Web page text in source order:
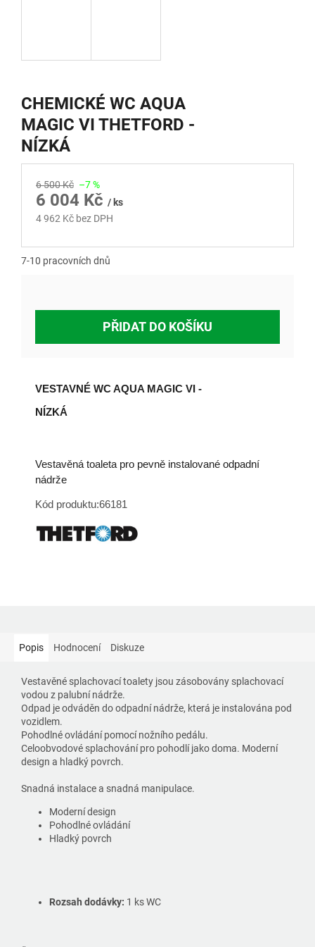
CHEMICKÉ WC AQUA
MAGIC VI THETFORD -
NÍZKÁ
6 500 Kč –7 %
6 004 Kč / ks
4 962 Kč bez DPH
7-10 pracovních dnů
PŘIDAT DO KOŠÍKU
VESTAVNÉ WC AQUA MAGIC VI -
NÍZKÁ
Vestavěná toaleta pro pevně instalované odpadní
nádrže
Kód produktu:66181
Popis Hodnocení Diskuze
Vestavěné splachovací toalety jsou zásobovány splachovací
vodou z palubní nádrže.
Odpad je odváděn do odpadní nádrže, která je instalována pod
vozidlem.
Pohodlné ovládání pomocí nožního pedálu.
Celoobvodové splachování pro pohodlí jako doma. Moderní
design a hladký povrch.
Snadná instalace a snadná manipulace.
Moderní design
Pohodlné ovládání
Hladký povrch
Rozsah dodávky: 1 ks WC